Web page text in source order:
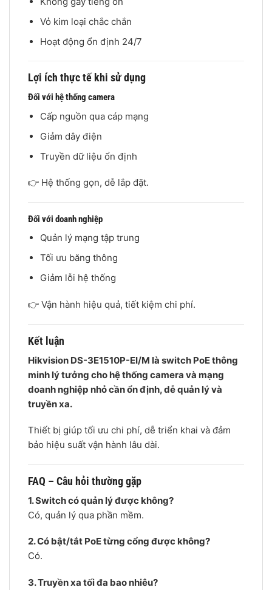
Vỏ kim loại chắc chắn
Hoạt động ổn định 24/7
Lợi ích thực tế khi sử dụng
Đối với hệ thống camera
Cấp nguồn qua cáp mạng
Giảm dây điện
Truyền dữ liệu ổn định
👉 Hệ thống gọn, dễ lắp đặt.
Đối với doanh nghiệp
Quản lý mạng tập trung
Tối ưu băng thông
Giảm lỗi hệ thống
👉 Vận hành hiệu quả, tiết kiệm chi phí.
Kết luận
Hikvision DS-3E1510P-EI/M là switch PoE thông
minh lý tưởng cho hệ thống camera và mạng
doanh nghiệp nhỏ cần ổn định, dễ quản lý và
truyền xa.
Thiết bị giúp tối ưu chi phí, dễ triển khai và đảm
bảo hiệu suất vận hành lâu dài.
FAQ – Câu hỏi thường gặp
1. Switch có quản lý được không?
Có, quản lý qua phần mềm.
2. Có bật/tắt PoE từng cổng được không?
Có.
3. Truyền xa tối đa bao nhiêu?